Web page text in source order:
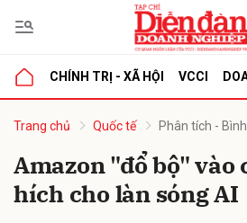
CHÍNH TRỊ - XÃ HỘI VCCI
Trang chủ Quốc tế Phân tích -
Amazon "đổ bộ" vào
hích cho làn sóng AI
luận